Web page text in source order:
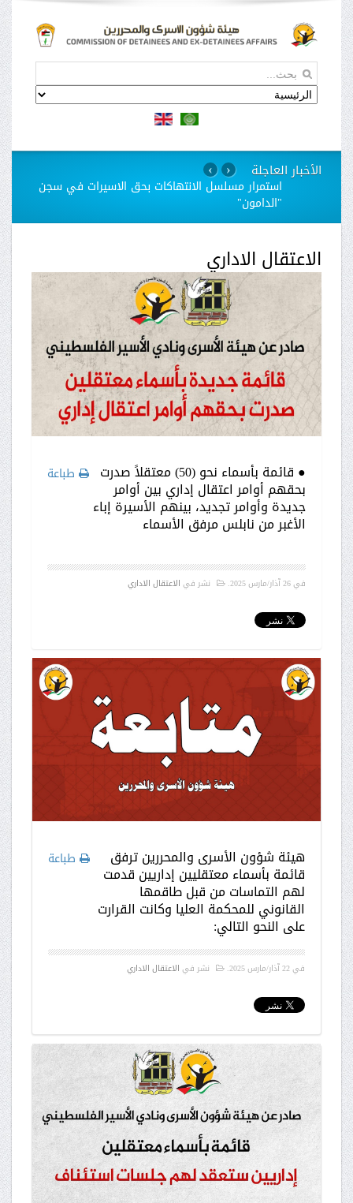
الأخبار العاجلة
استمرار مسلسل الانتهاكات بحق الاسيرات في سجن
"الدامون"
› ‹
الاعتقال الاداري
طباعة ● قائمة بأسماء نحو (50) معتقلاً صدرت
بحقهم أوامر اعتقال إداري بين أوامر
جديدة وأوامر تجديد، بينهم الأسيرة إباء
الأغبر من نابلس مرفق الأسماء
في26 آذار/مارس 2025 . نشر في الاعتقال الاداري
طباعة هيئة شؤون الأسرى والمحررين ترفق
قائمة بأسماء معتقليين إداريين قدمت
لهم التماسات من قبل طاقمها
القانوني للمحكمة العليا وكانت القرارت
على النحو التالي:
في22 آذار/مارس 2025 . نشر في الاعتقال الاداري